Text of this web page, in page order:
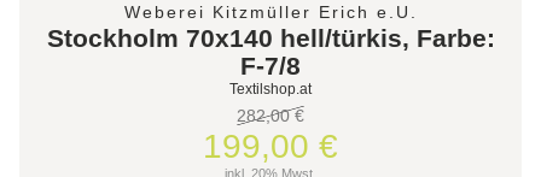
Weberei Kitzmüller Erich e.U.
Stockholm 70x140 hell/türkis, Farbe:
F-7/8
Textilshop.at
282,00 €
199,00 €
inkl. 20% Mwst.